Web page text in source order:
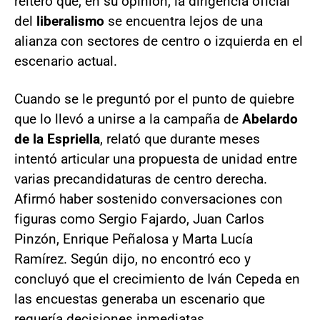
del liberalismo se encuentra lejos de una
alianza con sectores de centro o izquierda en el
escenario actual.
Cuando se le preguntó por el punto de quiebre
que lo llevó a unirse a la campaña de Abelardo
de la Espriella, relató que durante meses
intentó articular una propuesta de unidad entre
varias precandidaturas de centro derecha.
Afirmó haber sostenido conversaciones con
figuras como Sergio Fajardo, Juan Carlos
Pinzón, Enrique Peñalosa y Marta Lucía
Ramírez. Según dijo, no encontró eco y
concluyó que el crecimiento de Iván Cepeda en
las encuestas generaba un escenario que